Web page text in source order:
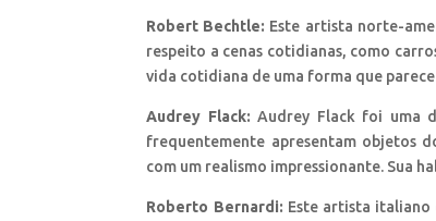
Robert Bechtle: Este artista norte-
respeito a cenas cotidianas, como
vida cotidiana de uma forma que
Audrey Flack: Audrey Flack foi uma
frequentemente apresentam objetos
com um realismo impressionante. Sua
Roberto Bernardi: Este artista italiano